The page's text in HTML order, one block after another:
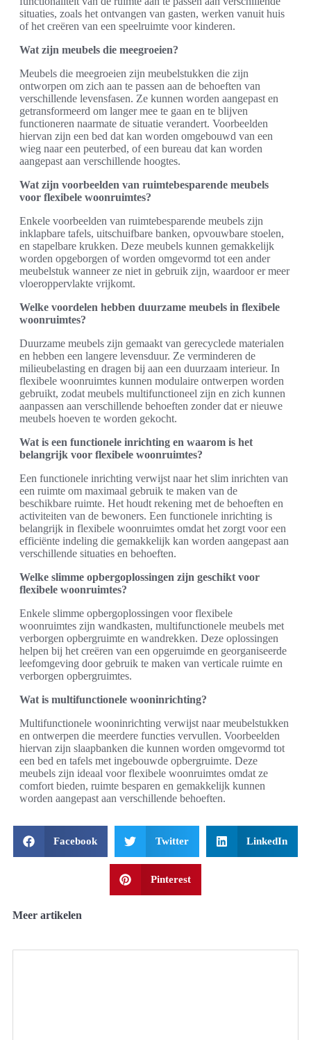
situaties, zoals het ontvangen van gasten, werken vanuit huis
of het creëren van een speelruimte voor kinderen.
Wat zijn meubels die meegroeien?
Meubels die meegroeien zijn meubelstukken die zijn
ontworpen om zich aan te passen aan de behoeften van
verschillende levensfasen. Ze kunnen worden aangepast en
getransformeerd om langer mee te gaan en te blijven
functioneren naarmate de situatie verandert. Voorbeelden
hiervan zijn een bed dat kan worden omgebouwd van een
wieg naar een peuterbed, of een bureau dat kan worden
aangepast aan verschillende hoogtes.
Wat zijn voorbeelden van ruimtebesparende meubels
voor flexibele woonruimtes?
Enkele voorbeelden van ruimtebesparende meubels zijn
inklapbare tafels, uitschuifbare banken, opvouwbare stoelen,
en stapelbare krukken. Deze meubels kunnen gemakkelijk
worden opgeborgen of worden omgevormd tot een ander
meubelstuk wanneer ze niet in gebruik zijn, waardoor er meer
vloeroppervlakte vrijkomt.
Welke voordelen hebben duurzame meubels in flexibele
woonruimtes?
Duurzame meubels zijn gemaakt van gerecyclede materialen
en hebben een langere levensduur. Ze verminderen de
milieubelasting en dragen bij aan een duurzaam interieur. In
flexibele woonruimtes kunnen modulaire ontwerpen worden
gebruikt, zodat meubels multifunctioneel zijn en zich kunnen
aanpassen aan verschillende behoeften zonder dat er nieuwe
meubels hoeven te worden gekocht.
Wat is een functionele inrichting en waarom is het
belangrijk voor flexibele woonruimtes?
Een functionele inrichting verwijst naar het slim inrichten van
een ruimte om maximaal gebruik te maken van de
beschikbare ruimte. Het houdt rekening met de behoeften en
activiteiten van de bewoners. Een functionele inrichting is
belangrijk in flexibele woonruimtes omdat het zorgt voor een
efficiënte indeling die gemakkelijk kan worden aangepast aan
verschillende situaties en behoeften.
Welke slimme opbergoplossingen zijn geschikt voor
flexibele woonruimtes?
Enkele slimme opbergoplossingen voor flexibele
woonruimtes zijn wandkasten, multifunctionele meubels met
verborgen opbergruimte en wandrekken. Deze oplossingen
helpen bij het creëren van een opgeruimde en georganiseerde
leefomgeving door gebruik te maken van verticale ruimte en
verborgen opbergruimtes.
Wat is multifunctionele wooninrichting?
Multifunctionele wooninrichting verwijst naar meubelstukken
en ontwerpen die meerdere functies vervullen. Voorbeelden
hiervan zijn slaapbanken die kunnen worden omgevormd tot
een bed en tafels met ingebouwde opbergruimte. Deze
meubels zijn ideaal voor flexibele woonruimtes omdat ze
comfort bieden, ruimte besparen en gemakkelijk kunnen
worden aangepast aan verschillende behoeften.
Facebook Twitter LinkedIn
Pinterest
Meer artikelen